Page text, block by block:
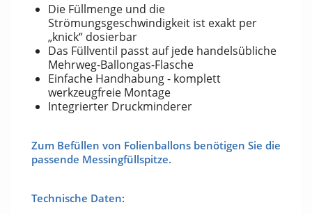
Die Füllmenge und die
Strömungsgeschwindigkeit ist exakt per
„knick“ dosierbar
Das Füllventil passt auf jede handelsübliche
Mehrweg-Ballongas-Flasche
Einfache Handhabung - komplett
werkzeugfreie Montage
Integrierter Druckminderer
Zum Befüllen von Folienballons benötigen Sie die
passende Messingfüllspitze.
Technische Daten: